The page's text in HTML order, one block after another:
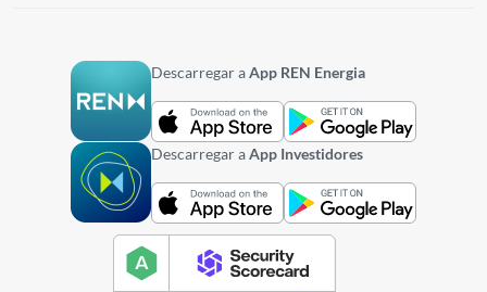
Descarregar aApp REN Energia
Descarregar aApp Investidores